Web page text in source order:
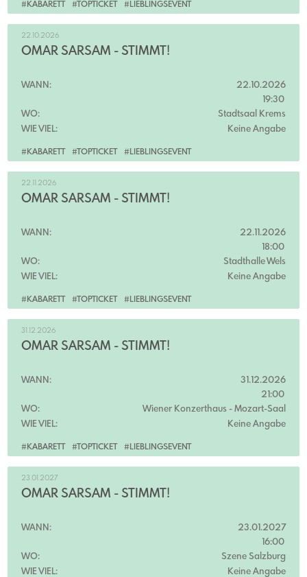
#KABARETT #TOPTICKET #LIEBLINGSEVENT
#KABARETT #TOPTICKET #LIEBLINGSEVENT
22.10.2026
OMAR SARSAM - STIMMT!
WANN:
22.10.2026
19:30
WO:
Stadtsaal Krems
WIE VIEL:
Keine Angabe
#KABARETT #TOPTICKET #LIEBLINGSEVENT
22.11.2026
OMAR SARSAM - STIMMT!
WANN:
22.11.2026
18:00
WO:
Stadthalle Wels
WIE VIEL:
Keine Angabe
#KABARETT #TOPTICKET #LIEBLINGSEVENT
31.12.2026
OMAR SARSAM - STIMMT!
WANN:
31.12.2026
21:00
WO:
Wiener Konzerthaus - Mozart-Saal
WIE VIEL:
Keine Angabe
23.01.2027
OMAR SARSAM - STIMMT!
WANN:
23.01.2027
16:00
WO:
Szene Salzburg
WIE VIEL:
Keine Angabe